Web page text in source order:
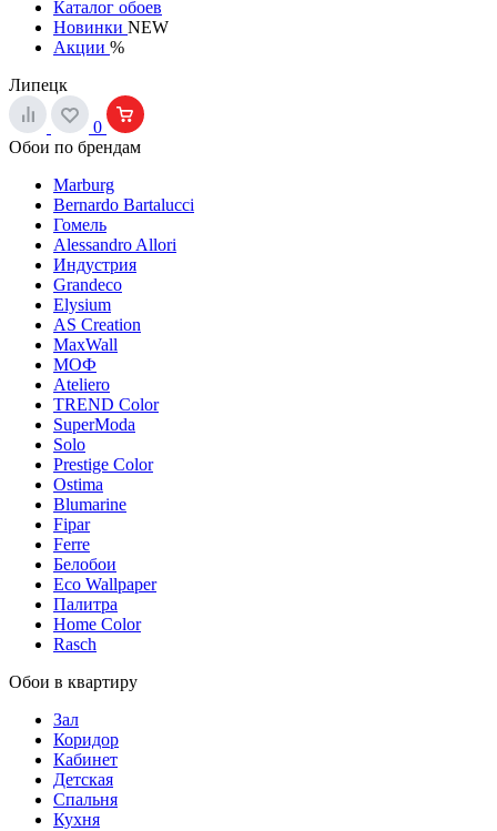
Каталог обоев
Новинки NEW
Акции %
Липецк
0
Обои по брендам
Marburg
Bernardo Bartalucci
Гомель
Alessandro Allori
Индустрия
Grandeco
Elysium
AS Creation
MaxWall
МОФ
Ateliero
TREND Color
SuperModa
Solo
Prestige Color
Ostima
Blumarine
Fipar
Ferre
Белобои
Eco Wallpaper
Палитра
Home Color
Rasch
Обои в квартиру
Зал
Коридор
Кабинет
Детская
Спальня
Кухня